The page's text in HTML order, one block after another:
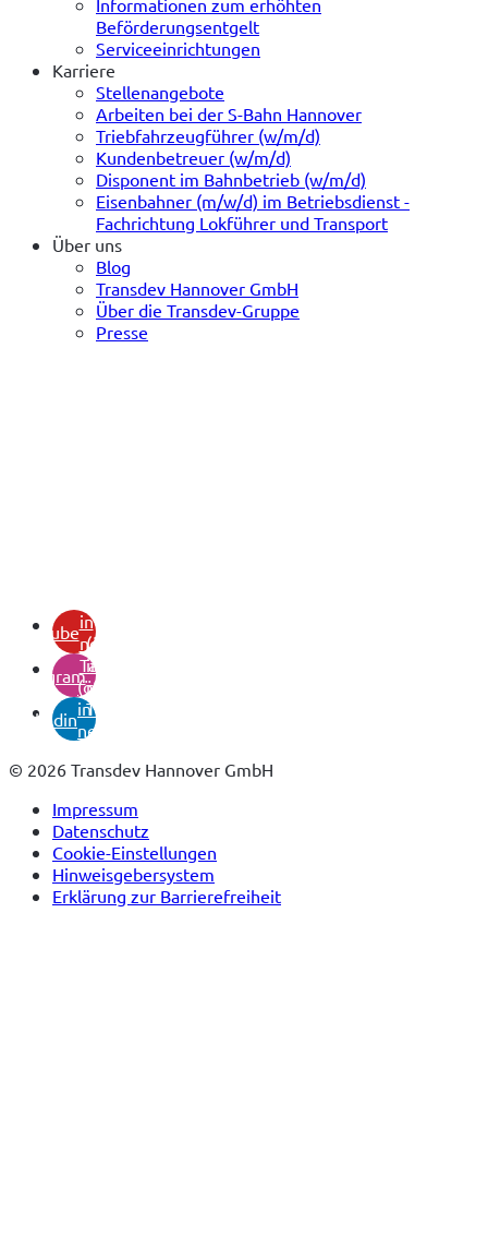
Beförderungsentgelt
Serviceeinrichtungen
Karriere
Stellenangebote
Arbeiten bei der S-Bahn Hannover
Triebfahrzeugführer (w/m/d)
Kundenbetreuer (w/m/d)
Disponent im Bahnbetrieb (w/m/d)
Eisenbahner (m/w/d) im Betriebsdienst -
Fachrichtung Lokführer und Transport
Über uns
Blog
Transdev Hannover GmbH
Über die Transdev-Gruppe
Presse
youtubein
neuem
Tab)
instagram
(öffnet
in
neuem
Tab)
linkedin
(öffnet
in
neuem
© 2026 Transdev Hannover GmbH
Impressum
Datenschutz
Cookie-Einstellungen
Hinweisgebersystem
Erklärung zur Barrierefreiheit